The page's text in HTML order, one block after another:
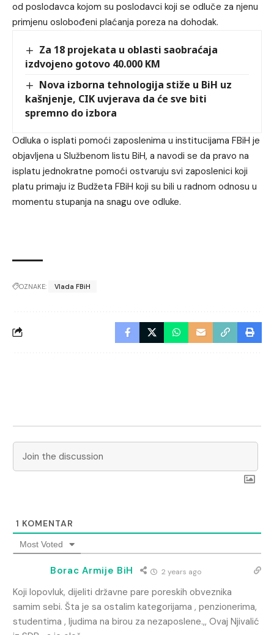
od poslodavca kojom su poslodavci koji se odluče za njenu
primjenu oslobođeni plaćanja poreza na dohodak.
Za 18 projekata u oblasti saobraćaja
izdvojeno gotovo 40.000 KM
Nova izborna tehnologija stiže u BiH uz
kašnjenje, CIK uvjerava da će sve biti
spremno do izbora
Odluka o isplati pomoći zaposlenima u institucijama FBiH je
objavljena u Službenom listu BiH, a navodi se da pravo na
isplatu jednokratne pomoći ostvaruju svi zaposlenici koji
platu primaju iz Budžeta FBiH koji su bili u radnom odnosu u
momentu stupanja na snagu ove odluke.
OZNAKE: Vlada FBiH
1 KOMENTAR
Most Voted
Borac Armije BiH 2 years ago
Koji lopovluk, dijeliti državne pare poreskih obveznika
samim sebi. Šta je sa ostalim kategorijama , penzionerima,
studentima , ljudima na birou za nezaposlene.,, Ovaj Njivalić